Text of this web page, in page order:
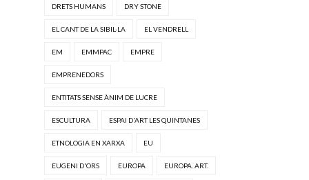
DRETS HUMANS DRY STONE
EL CANT DE LA SIBIL·LA EL VENDRELL
EM EMMPAC EMPRE
EMPRENEDORS
ENTITATS SENSE ÀNIM DE LUCRE
ESCULTURA ESPAI D'ART LES QUINTANES
ETNOLOGIA EN XARXA EU
EUGENI D'ORS EUROPA EUROPA. ART.